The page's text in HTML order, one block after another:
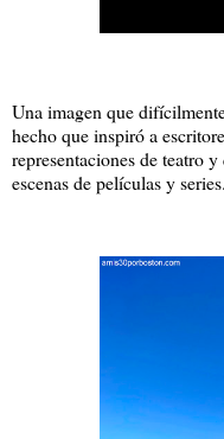
Una imagen que
hecho que inspiró a
representaciones de teatro
escenas de películas y series.